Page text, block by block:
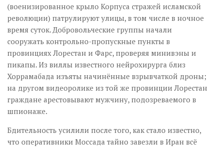
(военизированное крыло Корпуса стражей исламской
революции) патрулируют улицы, в том числе в ночное
время суток. Добровольческие группы начали
сооружать контрольно-пропускные пункты в
провинциях Лорестан и Фарс, проверяя минивэны и
пикапы. Из виллы известного нейрохирурга близ
Хоррамабада изъяты начинённые взрывчаткой дроны;
на другом видеоролике из той же провинции Лорестан
граждане арестовывают мужчину, подозреваемого в
шпионаже.
Бдительность усилили после того, как стало известно,
что оперативники Моссада тайно завезли в Иран всё